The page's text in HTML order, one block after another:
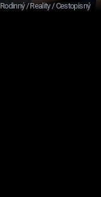
Rodinný / Reality / Cestopisný